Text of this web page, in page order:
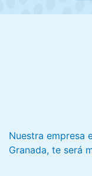
Nuestra empresa
Granada, te será